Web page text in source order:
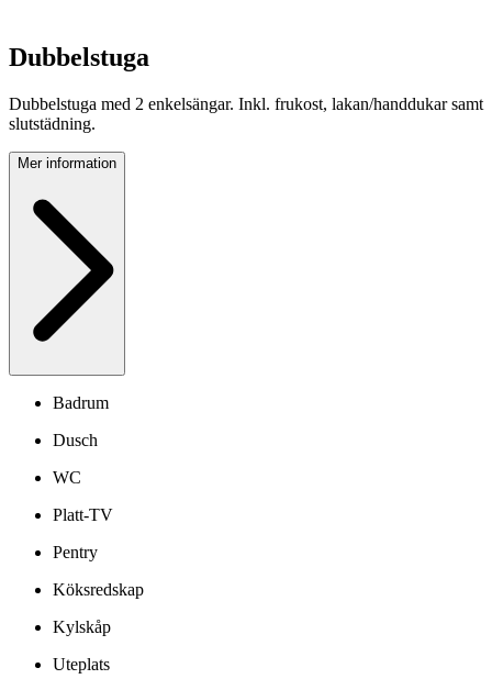
Dubbelstuga
Dubbelstuga med 2 enkelsängar. Inkl. frukost, lakan/handdukar samt
slutstädning.
Mer information
Badrum
Dusch
WC
Platt-TV
Pentry
Köksredskap
Kylskåp
Uteplats